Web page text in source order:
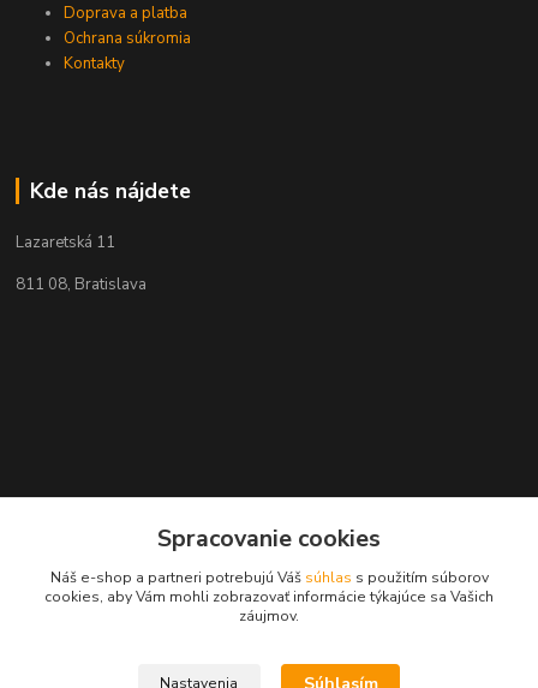
Doprava a platba
Ochrana súkromia
Kontakty
Kde nás nájdete
Lazaretská 11
811 08, Bratislava
Spracovanie cookies
Náš e-shop a partneri potrebujú Váš súhlas s použitím súborov
cookies, aby Vám mohli zobrazovať informácie týkajúce sa Vašich
záujmov.
Nastavenia